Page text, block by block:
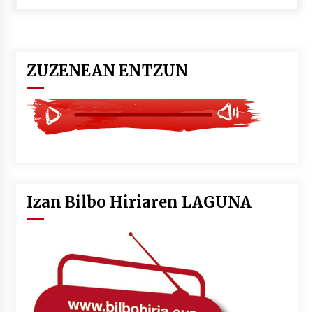
Larunbatean Plentziako Itsas Martxa ospatuko
da
2026/07/07
2026/07/07
Uribitarte40 aretoan
2026/07/03
SOINUGELA: Paul McCartney eta Ringo Starr-en
lan berriak
ZUZENEAN ENTZUN
Izan Bilbo Hiriaren LAGUNA